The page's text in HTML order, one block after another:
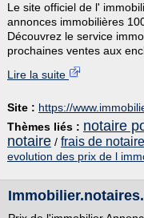
Le site officiel de l'
annonces immobilières
Découvrez le service
prochaines ventes aux
Lire la suite
Site : https://
Thèmes liés : notaire
notaire / frais de
evolution des prix de l